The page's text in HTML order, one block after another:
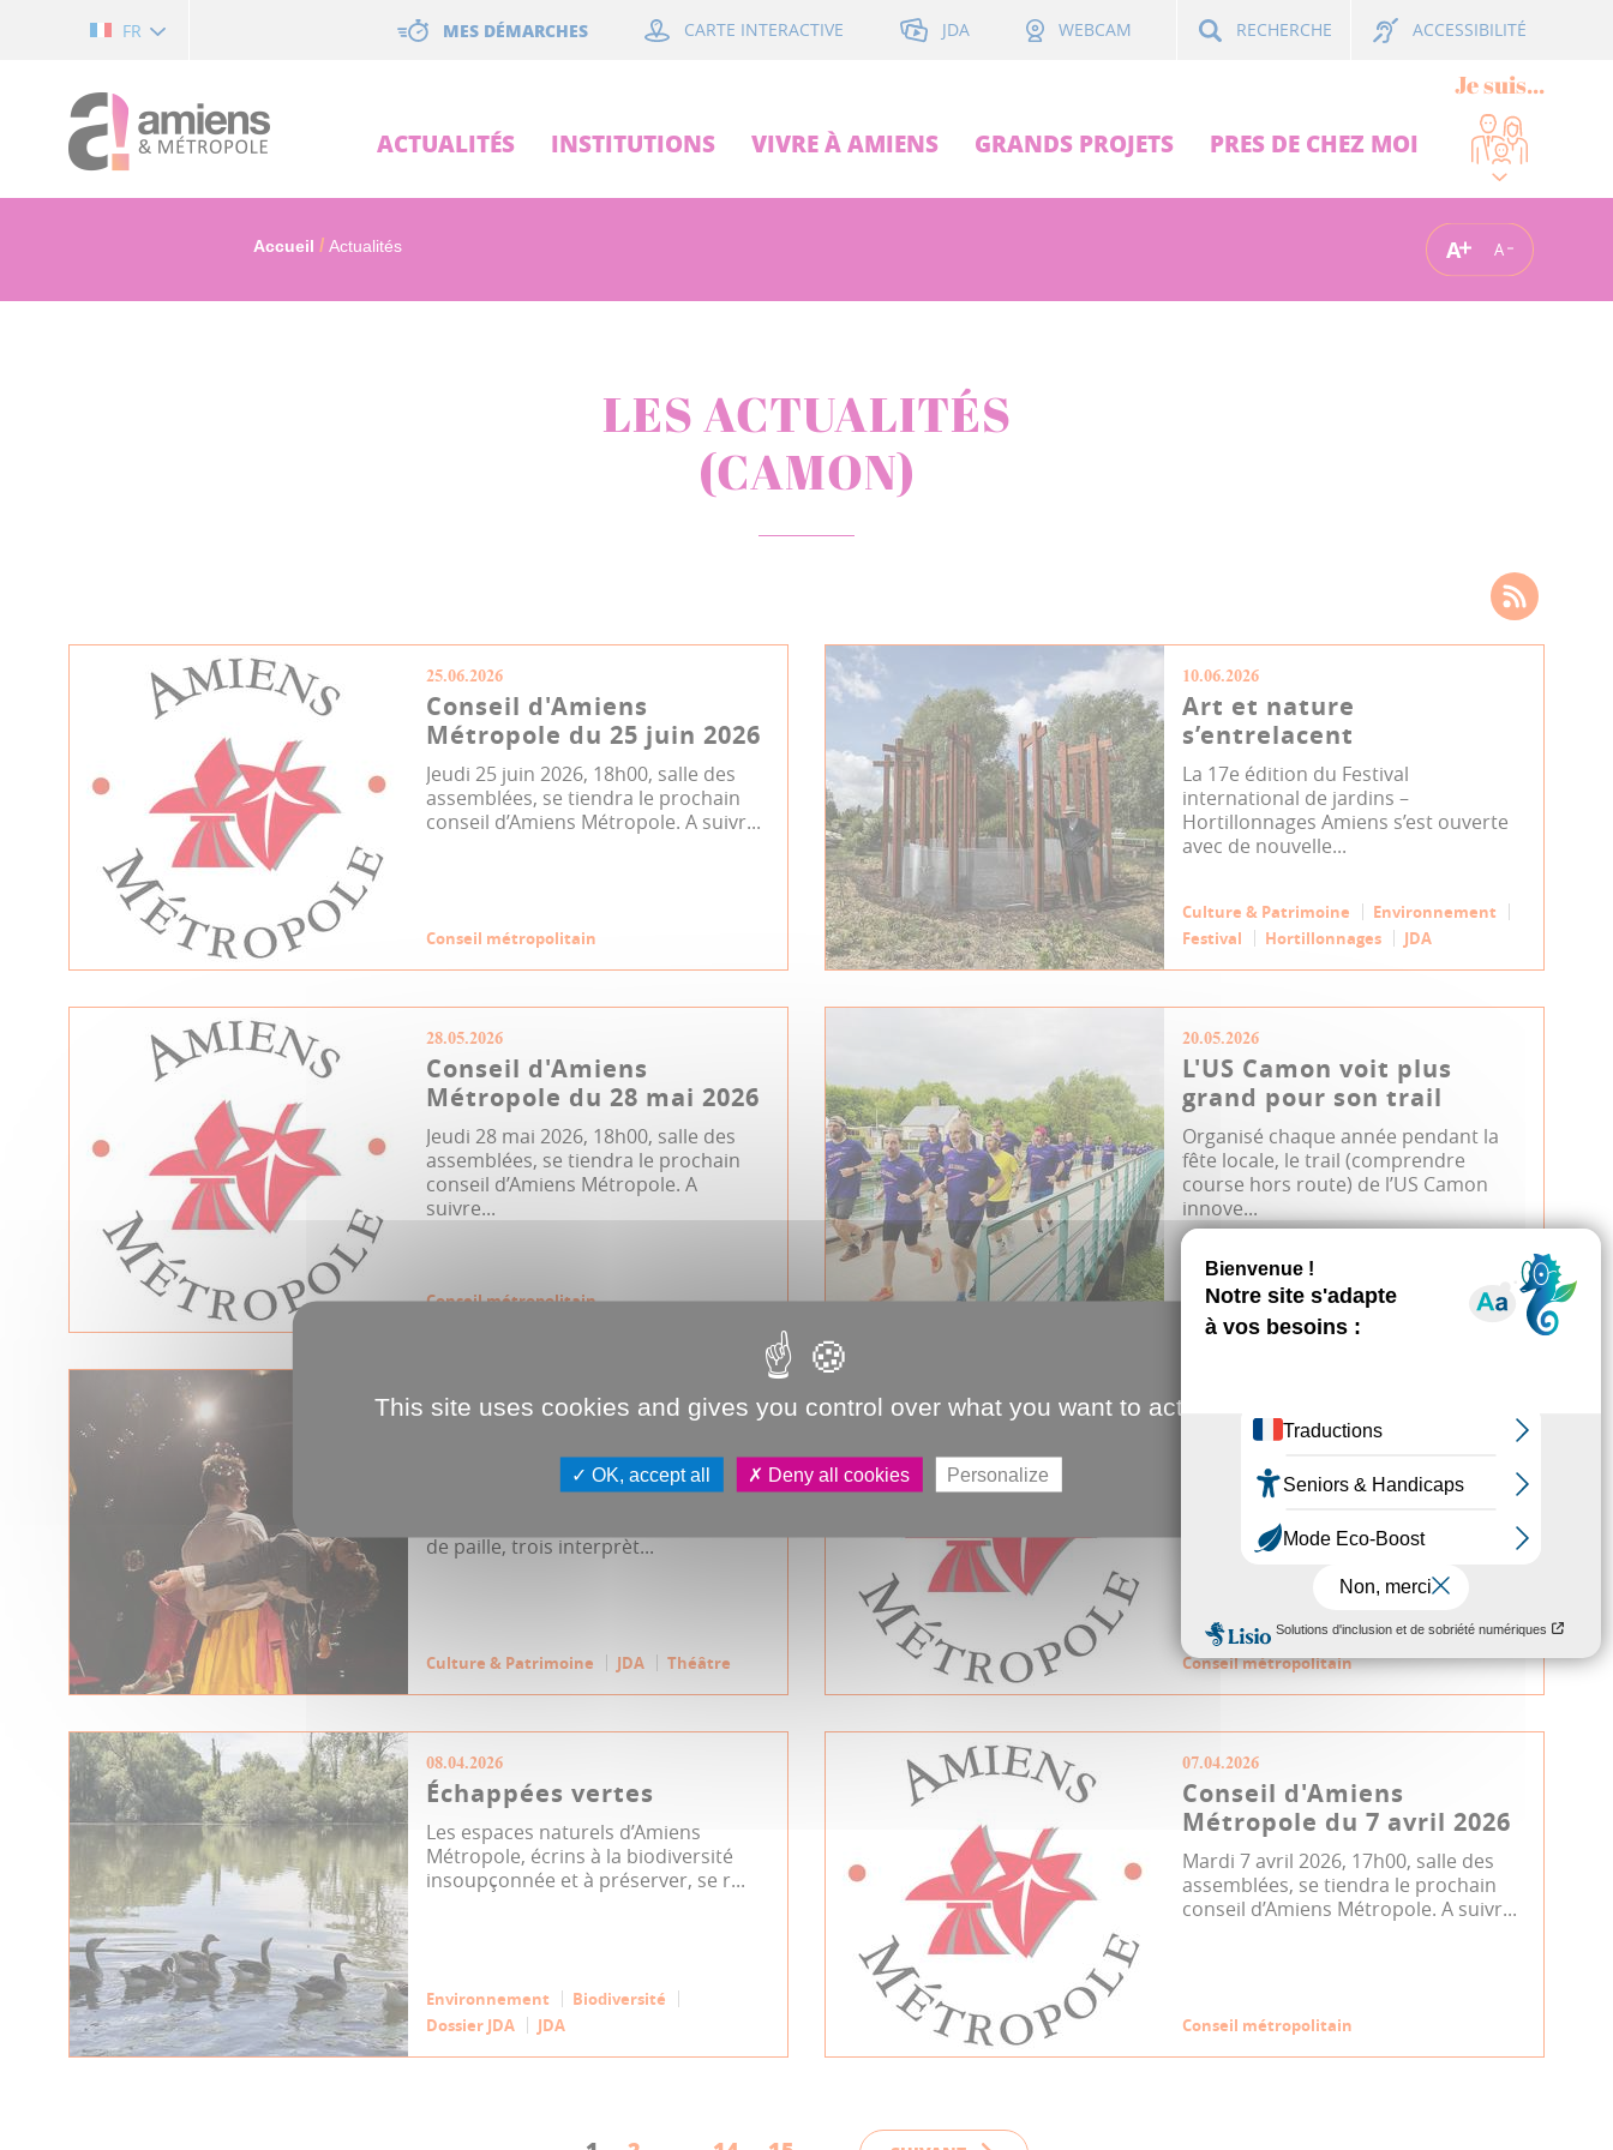
FR MES DÉMARCHES CARTE INTERACTIVE JDA WEBCAM RECHERCHE ACCESSIBILITÉ
ACTUALITÉS INSTITUTIONS VIVRE À AMIENS GRANDS PROJETS PRES DE CHEZ MOI
Je suis...
Accueil Actualités A A
LES ACTUALITÉS
(CAMON)
25.06.2026
Conseil d'Amiens
Métropole du 25 juin 2026
Jeudi 25 juin 2026, 18h00, salle des
assemblées, se tiendra le prochain
conseil d’Amiens Métropole. A suivr...
Conseil métropolitain
10.06.2026
Art et nature
s’entrelacent
La 17e édition du Festival
international de jardins –
Hortillonnages Amiens s’est ouverte
avec de nouvelle...
Culture & Patrimoine
Environnement
Festival
Hortillonnages JDA
28.05.2026
Conseil d'Amiens
Métropole du 28 mai 2026
Jeudi 28 mai 2026, 18h00, salle des
assemblées, se tiendra le prochain
conseil d’Amiens Métropole. A
suivre...
Conseil métropolitain
20.05.2026
L'US Camon voit plus
grand pour son trail
Organisé chaque année pendant la
fête locale, le trail (comprendre
course hors route) de l’US Camon
innove...
Sport Course à pied JDA
29.04.2026
La comédie de Sganarelle
et Dorimène
Dans la version du Mariage forcé de
de paille, trois interprèt...
Culture & Patrimoine JDA Théâtre
Conseil d'Amiens
Jeudi 23 avril 2026, 18h00, salle des
assemblées, se tiendra le prochain
conseil d’Amiens Métropole. A suiv...
Conseil métropolitain
08.04.2026
Échappées vertes
Les espaces naturels d’Amiens
Métropole, écrins à la biodiversité
insoupçonnée et à préserver, se r...
Environnement
Biodiversité
Dossier JDA
JDA
07.04.2026
Conseil d'Amiens
Métropole du 7 avril 2026
Mardi 7 avril 2026, 17h00, salle des
assemblées, se tiendra le prochain
conseil d’Amiens Métropole. A suivr...
Conseil métropolitain
This site uses cookies and gives you control over what you want to activate
OK, accept all Deny all cookies Personalize